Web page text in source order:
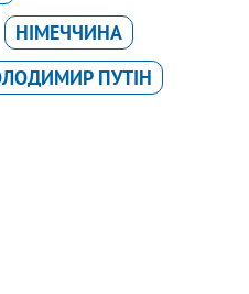
НІМЕЧЧИНА
ПУТІН